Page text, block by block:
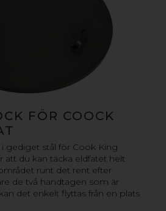
FÖR COOCK
gediget stål för Cook King
att du kan täcka eldfatet helt
runt det rent efter
de två handtagen som är
det enkelt flyttas från en plats
MED VÅRA ELDFAT
stabil konstruktion av tjockt stål
grillplatta och lock för
utemåltider
HÄR